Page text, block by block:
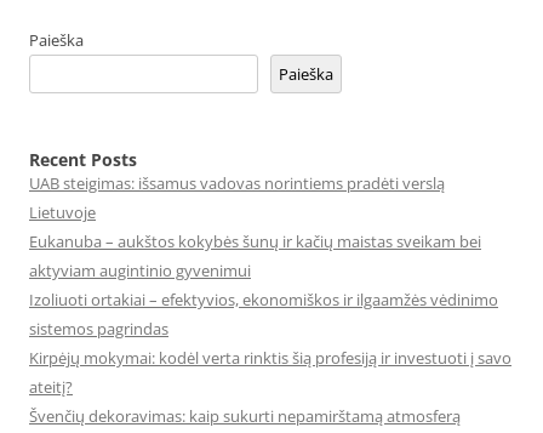
Paieška
Paieška
Recent Posts
UAB steigimas: išsamus vadovas norintiems pradėti verslą
Lietuvoje
Eukanuba – aukštos kokybės šunų ir kačių maistas sveikam bei
aktyviam augintinio gyvenimui
Izoliuoti ortakiai – efektyvios, ekonomiškos ir ilgaamžės vėdinimo
sistemos pagrindas
Kirpėjų mokymai: kodėl verta rinktis šią profesiją ir investuoti į savo
ateitį?
Švenčių dekoravimas: kaip sukurti nepamirštamą atmosferą